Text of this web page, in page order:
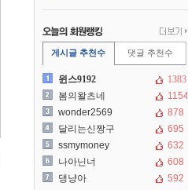
게시글 추천수 댓글 추천수
윈스9192
1383
봄의왈츠네
1154
wonder2569
878
달리는신짱구
695
ssmymoney
632
나아닌너
608
댕냥아
592